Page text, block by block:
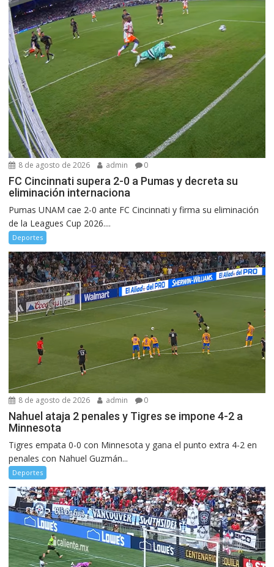
8 de agosto de 2026 admin 0
FC Cincinnati supera 2-0 a Pumas y decreta su
eliminación internaciona
Pumas UNAM cae 2-0 ante FC Cincinnati y firma su eliminación
de la Leagues Cup 2026....
Deportes
8 de agosto de 2026 admin 0
Nahuel ataja 2 penales y Tigres se impone 4-2 a
Minnesota
Tigres empata 0-0 con Minnesota y gana el punto extra 4-2 en
penales con Nahuel Guzmán...
Deportes